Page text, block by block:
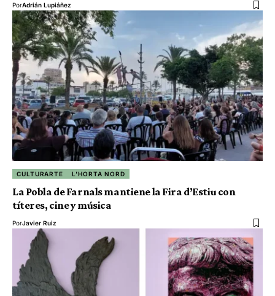
PorAdrián Lupiáñez
CULTURARTE L'HORTA NORD
La Pobla de Farnals mantiene la Fira d’Estiu con
títeres, cine y música
PorJavier Ruiz